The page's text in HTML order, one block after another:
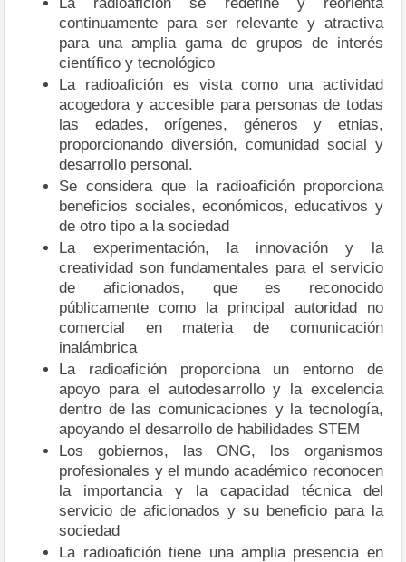
continuamente para ser relevante y atractiva
para una amplia gama de grupos de interés
científico y tecnológico
La radioafición es vista como una actividad
acogedora y accesible para personas de todas
las edades, orígenes, géneros y etnias,
proporcionando diversión, comunidad social y
desarrollo personal.
Se considera que la radioafición proporciona
beneficios sociales, económicos, educativos y
de otro tipo a la sociedad
La experimentación, la innovación y la
creatividad son fundamentales para el servicio
de aficionados, que es reconocido
públicamente como la principal autoridad no
comercial en materia de comunicación
inalámbrica
La radioafición proporciona un entorno de
apoyo para el autodesarrollo y la excelencia
dentro de las comunicaciones y la tecnología,
apoyando el desarrollo de habilidades STEM
Los gobiernos, las ONG, los organismos
profesionales y el mundo académico reconocen
la importancia y la capacidad técnica del
servicio de aficionados y su beneficio para la
sociedad
La radioafición tiene una amplia presencia en